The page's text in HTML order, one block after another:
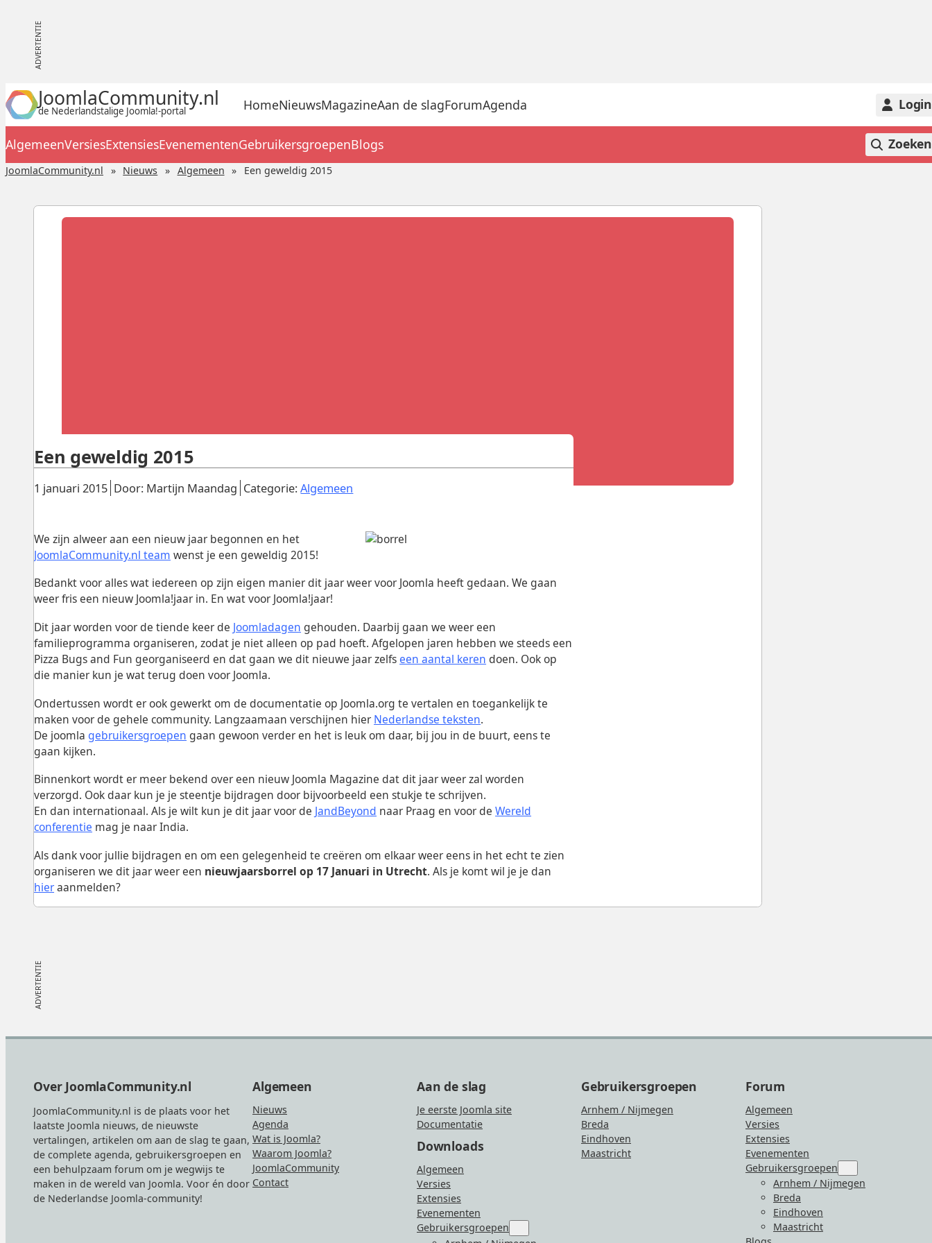
JoomlaCommunity.nl
de Nederlandstalige Joomla!-portal HomeNieuwsMagazineAan de slagForumAgenda Login
AlgemeenVersiesExtensiesEvenementenGebruikersgroepenBlogs Zoeken
JoomlaCommunity.nl Nieuws Algemeen Een geweldig 2015
Gepubliceerd:
1 januari 2015. Door: Martijn Maandag Categorie:Algemeen
Een geweldig 2015
We zijn alweer aan een nieuw jaar begonnen en het
JoomlaCommunity.nl team wenst je een geweldig 2015!
Bedankt voor alles wat iedereen op zijn eigen manier dit jaar weer voor Joomla heeft gedaan. We gaan
weer fris een nieuw Joomla!jaar in. En wat voor Joomla!jaar!
Dit jaar worden voor de tiende keer de Joomladagen gehouden. Daarbij gaan we weer een
familieprogramma organiseren, zodat je niet alleen op pad hoeft. Afgelopen jaren hebben we steeds een
Pizza Bugs and Fun georganiseerd en dat gaan we dit nieuwe jaar zelfseen aantal keren doen. Ook op
die manier kun je wat terug doen voor Joomla.
Ondertussen wordt er ook gewerkt om de documentatie op Joomla.org te vertalen en toegankelijk te
maken voor de gehele community. Langzaamaan verschijnen hier Nederlandse teksten.
De joomla gebruikersgroepen gaan gewoon verder en het is leuk om daar, bij jou in de buurt, eens te
gaan kijken.
Binnenkort wordt er meer bekend over een nieuw Joomla Magazine dat dit jaar weer zal worden
verzorgd. Ook daar kun je je steentje bijdragen door bijvoorbeeld een stukje te schrijven.
En dan internationaal. Als je wilt kun je dit jaar voor de JandBeyond naar Praag en voor deWereld
conferentie mag je naar India.
Als dank voor jullie bijdragen en om een gelegenheid te creëren om elkaar weer eens in het echt te zien
organiseren we dit jaar weer een nieuwjaarsborrel op 17 Januari in Utrecht. Als je komt wil je je dan
hieraanmelden?
Over JoomlaCommunity.nl
JoomlaCommunity.nl is de plaats voor het
laatste Joomla nieuws, de nieuwste
vertalingen, artikelen om aan de slag te gaan,
de complete agenda, gebruikersgroepen en
een behulpzaam forum om je wegwijs te
maken in de wereld van Joomla. Voor én door
de Nederlandse Joomla-community!
Algemeen
Nieuws
Agenda
Wat is Joomla?
Waarom Joomla?
JoomlaCommunity
Contact
Aan de slag
Je eerste Joomla site
Documentatie
Downloads
Algemeen
Versies
Extensies
Evenementen
Gebruikersgroepen
for
Gebruikersgroepen
Arnhem / Nijmegen
Breda
Eindhoven
Maastricht
Forum
Algemeen
Versies
Extensies
Evenementen
Gebruikersgroepen
for
Arnhem / Nijmegen
Breda
Eindhoven
Maastricht